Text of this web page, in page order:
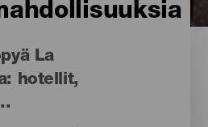
La
hotellit,